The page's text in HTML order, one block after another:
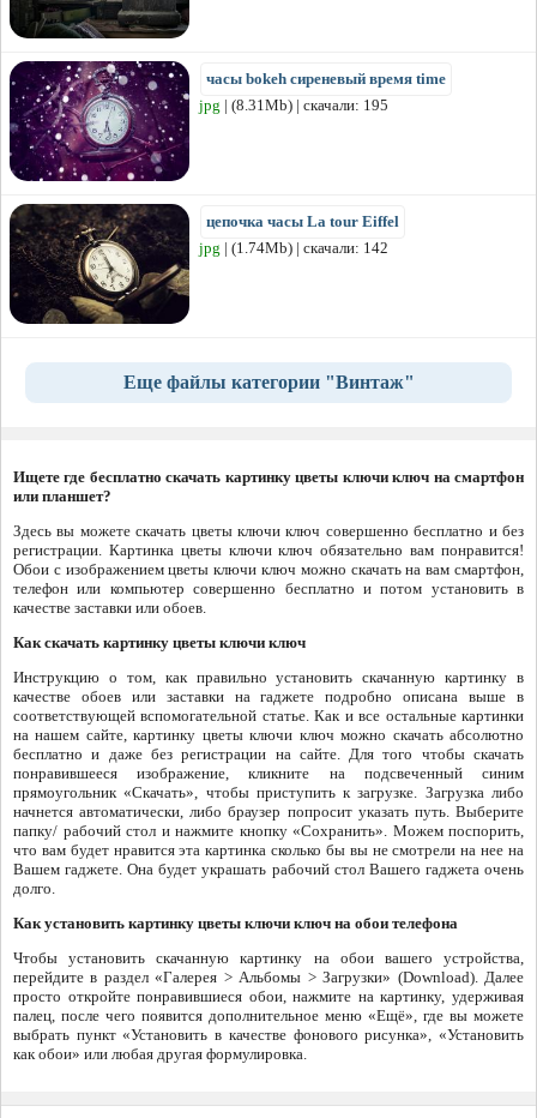
часы bokeh сиреневый время time
jpg | (8.31Mb) | скачали: 195
цепочка часы La tour Eiffel
jpg | (1.74Mb) | скачали: 142
Еще файлы категории "Винтаж"
Ищете где бесплатно скачать картинку цветы ключи ключ на смартфон
или планшет?
Здесь вы можете скачать цветы ключи ключ совершенно бесплатно и без
регистрации. Картинка цветы ключи ключ обязательно вам понравится!
Обои с изображением цветы ключи ключ можно скачать на вам смартфон,
телефон или компьютер совершенно бесплатно и потом установить в
качестве заставки или обоев.
Как скачать картинку цветы ключи ключ
Инструкцию о том, как правильно установить скачанную картинку в
качестве обоев или заставки на гаджете подробно описана выше в
соответствующей вспомогательной статье. Как и все остальные картинки
на нашем сайте, картинку цветы ключи ключ можно скачать абсолютно
бесплатно и даже без регистрации на сайте. Для того чтобы скачать
понравившееся изображение, кликните на подсвеченный синим
прямоугольник «Скачать», чтобы приступить к загрузке. Загрузка либо
начнется автоматически, либо браузер попросит указать путь. Выберите
папку/ рабочий стол и нажмите кнопку «Сохранить». Можем поспорить,
что вам будет нравится эта картинка сколько бы вы не смотрели на нее на
Вашем гаджете. Она будет украшать рабочий стол Вашего гаджета очень
долго.
Как установить картинку цветы ключи ключ на обои телефона
Чтобы установить скачанную картинку на обои вашего устройства,
перейдите в раздел «Галерея > Альбомы > Загрузки» (Download). Далее
просто откройте понравившиеся обои, нажмите на картинку, удерживая
палец, после чего появится дополнительное меню «Ещё», где вы можете
выбрать пункт «Установить в качестве фонового рисунка», «Установить
как обои» или любая другая формулировка.